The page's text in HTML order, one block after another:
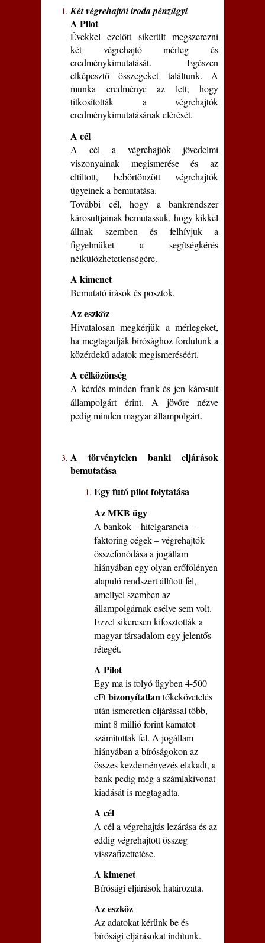
Két végrehajtói iroda pénzügyi
A Pilot
Évekkel ezelőtt sikerült megszerezni
két végrehajtó mérleg és
eredménykimutatását. Egészen
elképesztő összegeket találtunk. A
munka eredménye az lett, hogy
titkosították a végrehajtók
eredménykimutatásának elérését.
A cél
A cél a végrehajtók jövedelmi
viszonyainak megismerése és az
eltiltott, bebörtönzött végrehajtók
ügyeinek a bemutatása.
További cél, hogy a bankrendszer
károsultjainak bemutassuk, hogy kikkel
állnak szemben és felhívjuk a
figyelmüket a segítségkérés
nélkülözhetetlenségére.
A kimenet
Bemutató írások és posztok.
Az eszköz
Hivatalosan megkérjük a mérlegeket,
ha megtagadják bírósághoz fordulunk a
közérdekű adatok megismeréséért.
A célközönség
A kérdés minden frank és jen károsult
állampolgárt érint. A jövőre nézve
pedig minden magyar állampolgárt.
A törvénytelen banki eljárások
bemutatása
Egy futó pilot folytatása
Az MKB ügy
A bankok – hitelgarancia –
faktoring cégek – végrehajtók
összefonódása a jogállam
hiányában egy olyan erőfölényen
alapuló rendszert állított fel,
amellyel szemben az
állampolgárnak esélye sem volt.
Ezzel sikeresen kifosztották a
magyar társadalom egy jelentős
rétegét.
A Pilot
Egy ma is folyó ügyben 4-500
eFtbizonyítatlantőkekövetelés
után ismeretlen eljárással több,
mint 8 millió forint kamatot
számítottak fel. A jogállam
hiányában a bíróságokon az
összes kezdeményezés elakadt, a
bank pedig még a számlakivonat
kiadását is megtagadta.
A cél
A cél a végrehajtás lezárása és az
eddig végrehajtott összeg
visszafizettetése.
A kimenet
Bírósági eljárások határozata.
Az eszköz
Az adatokat kérünk be és
bírósági eljárásokat indítunk.